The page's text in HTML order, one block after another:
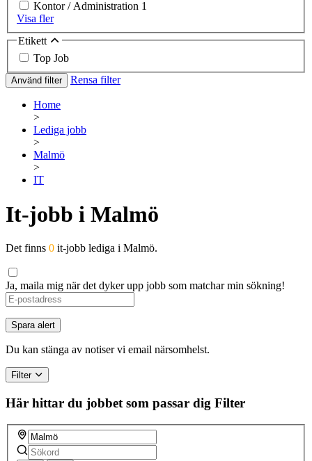
Kontor / Administration 1
Visa fler
Etikett
Top Job
Använd filter Rensa filter
Home
>
Lediga jobb
>
Malmö
>
IT
It-jobb i Malmö
Det finns 0 it-jobb lediga i Malmö.
Ja, maila mig när det dyker upp jobb som matchar min sökning!
If
you
are
a
human,
this
field
Spara alert
Du kan stänga av notiser vi email närsomhelst.
Filter
Här hittar du jobbet som passar dig Filter